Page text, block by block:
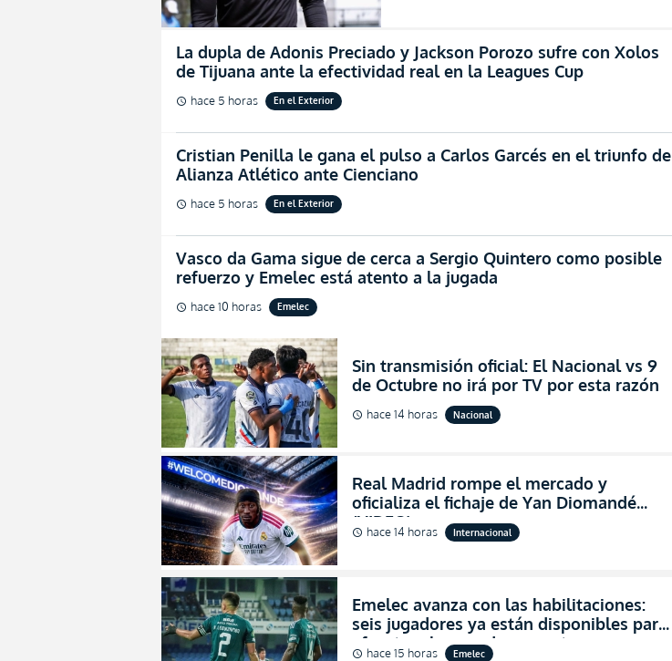
La dupla de Adonis Preciado y Jackson Porozo sufre con Xolos
de Tijuana ante la efectividad real en la Leagues Cup
schedule hace 5 horas En el Exterior
Cristian Penilla le gana el pulso a Carlos Garcés en el triunfo de
Alianza Atlético ante Cienciano
schedule hace 5 horas En el Exterior
Vasco da Gama sigue de cerca a Sergio Quintero como posible
refuerzo y Emelec está atento a la jugada
schedule hace 10 horas Emelec
Sin transmisión oficial: El Nacional vs 9
de Octubre no irá por TV por esta razón
schedule hace 14 horas Nacional
Real Madrid rompe el mercado y
oficializa el fichaje de Yan Diomandé
(VIDEO)
schedule hace 14 horas Internacional
Emelec avanza con las habilitaciones:
seis jugadores ya están disponibles para
afrontar el segundo semestre
schedule hace 15 horas Emelec